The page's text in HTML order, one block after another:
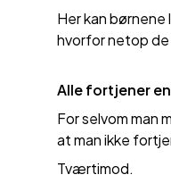
Her kan
hvorfor netop de
Alle fortjener
For selvom man
at man ikke
Tværtimod.